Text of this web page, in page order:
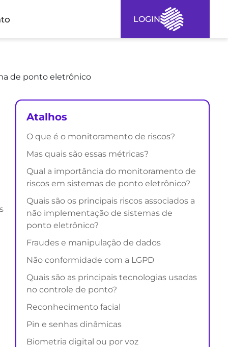
LOGIN
de ponto eletrônico
Atalhos
O que é o monitoramento de riscos?
Mas quais são essas métricas?
Qual a importância do monitoramento de
riscos em sistemas de ponto eletrônico?
Quais são os principais riscos associados a
não implementação de sistemas de
ponto eletrônico?
Fraudes e manipulação de dados
Não conformidade com a LGPD
Quais são as principais tecnologias usadas
no controle de ponto?
Reconhecimento facial
Pin e senhas dinâmicas
Biometria digital ou por voz